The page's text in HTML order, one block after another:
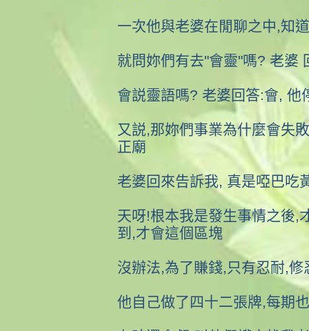
一次他與老婆在閒聊之中,知
就問妳們有去"會靈"嗎? 老婆
會説靈語嗎? 老婆回答:會, 他
又説,那妳們事業為什麼會失
正廟
老婆回來告訴我, 真是啞巴吃
天呀!根本我是發生事情之後,
到,才會這個區塊
沒辦法,為了賺錢,只有忍耐,
他自己做了四十二張牌,每期